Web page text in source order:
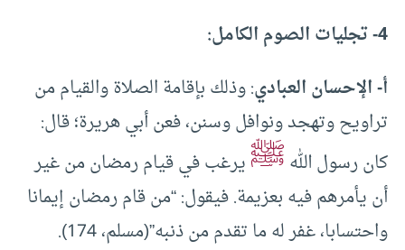
4- تجليات الصوم الكامل:
أ- الإحسان العبادي: وذلك بإقامة الصلاة والقيام من
تراويح وتهجد ونوافل وسنن، فعن أبي هريرة؛ قال:
كان رسول اللهﷺيرغب في قيام رمضان من غير
أن يأمرهم فيه ‌بعزيمة. فيقول: “من قام رمضان إيمانا
واحتسابا، غفر له ما تقدم من ذنبه”(مسلم، 174).